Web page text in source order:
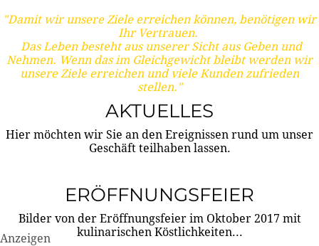
"Damit wir unsere Ziele erreichen können, benötigen wir
Ihr Vertrauen.
Das Leben besteht aus unserer Sicht aus Geben und
Nehmen. Wenn das im Gleichgewicht bleibt werden wir
unsere Ziele erreichen und viele Kunden zufrieden
stellen."
AKTUELLES
Hier möchten wir Sie an den Ereignissen rund um unser
Geschäft teilhaben lassen.
ERÖFFNUNGSFEIER
Bilder von der Eröffnungsfeier im Oktober 2017 mit
kulinarischen Köstlichkeiten...
Anzeigen